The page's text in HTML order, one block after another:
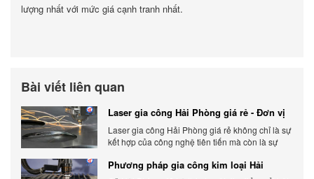
lượng nhất với mức giá cạnh tranh nhất.
Bài viết liên quan
Laser gia công Hải Phòng giá rẻ - Đơn vị
gia công báo giá chính xác
Laser gia công Hải Phòng giá rẻ không chỉ là sự
kết hợp của công nghệ tiên tiến mà còn là sự
khách hàng. Xem ngay nhé.
Phương pháp gia công kim loại Hải